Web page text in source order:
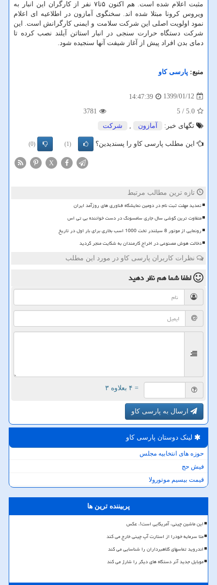
مثبت اعلام شده است. هم اكنون ۵تا۷ نفر از كارگران این انبار به
ویروس كرونا مبتلا شده اند. سخنگوی آمازون در اطلاعیه ای اعلام
نمود اولویت اصلی این شركت سلامت و ایمنی كارگرانش است. این
شركت دستگاه حرارت سنجی در انبار استاتن آیلند نصب كرده تا
دمای بدن افراد پیش از آغاز شیفت آنها سنجیده شود.
منبع: پارسی كاو
1399/01/12
14:47:39
5.0
/ 5
3781
تگهای خبر:
آمازون , شركت
این مطلب پارسی کاو را پسندیدین؟ (1)
(0)
X
تازه ترین مطالب مرتبط
تمدید مهلت ثبت نام در دومین نمایشگاه فناوری های روزآمد ایران
متفاوت ترین گوشی سال جاری سامسونگ در دست خواننده بی تی اس
رونمایی از موتور 8 سیلندر تخت 1000 اسب بخاری برای بار اول در تاریخ
دخالت هوش مصنوعی در اخراج کارمندان به شکایت منجر گردید
نظرات کاربران پارسی کاو در مورد این مطلب
لطفا شما همنظر دهید
= ۴ بعلاوه ۳
ارسال به پارسی کاو
لینک دوستان پارسی كاو
حوزه های انتخابیه مجلس
فیش حج
قیمت بیسیم موتورولا
پربیننده ترین ها
این ماشین چینی، آمریکایی است!، عکس
متا سرمایه خودرا از استارت آپ چینی خارج می کند
اندروید تماسهای کلاهبرداران را شناسایی می کند
موبایل جدید آنر دستگاه های دیگر را شارژ می کند